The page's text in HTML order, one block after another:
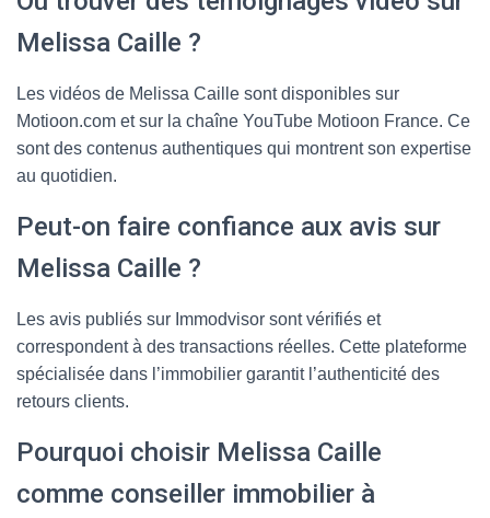
Melissa Caille ?
Les vidéos de Melissa Caille sont disponibles sur
Motioon.com et sur la chaîne YouTube Motioon France. Ce
sont des contenus authentiques qui montrent son expertise
au quotidien.
Peut-on faire confiance aux avis sur
Melissa Caille ?
Les avis publiés sur Immodvisor sont vérifiés et
correspondent à des transactions réelles. Cette plateforme
spécialisée dans l’immobilier garantit l’authenticité des
retours clients.
Pourquoi choisir Melissa Caille
comme conseiller immobilier à